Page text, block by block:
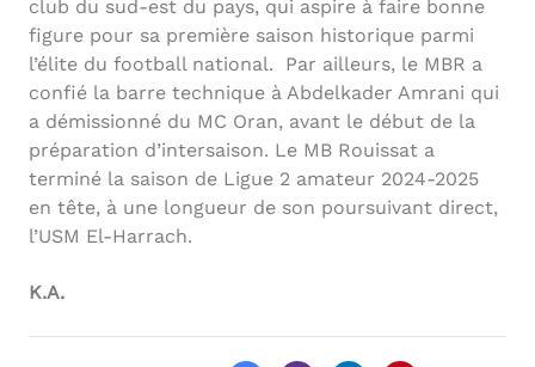
club du sud-est du pays, qui aspire à faire bonne
figure pour sa première saison historique parmi
l’élite du football national. Par ailleurs, le MBR a
confié la barre technique à Abdelkader Amrani qui
a démissionné du MC Oran, avant le début de la
préparation d’intersaison. Le MB Rouissat a
terminé la saison de Ligue 2 amateur 2024-2025
en tête, à une longueur de son poursuivant direct,
l’USM El-Harrach.
K.A.